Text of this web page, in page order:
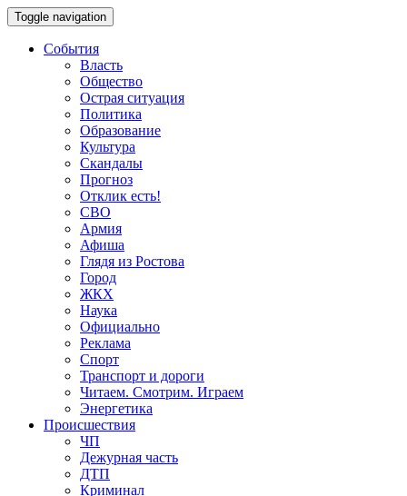
Toggle navigation
События
Власть
Общество
Острая ситуация
Политика
Образование
Культура
Скандалы
Прогноз
Отклик есть!
СВО
Армия
Афиша
Глядя из Ростова
Город
ЖКХ
Наука
Официально
Реклама
Спорт
Транспорт и дороги
Читаем. Смотрим. Играем
Энергетика
Происшествия
ЧП
Дежурная часть
ДТП
Криминал